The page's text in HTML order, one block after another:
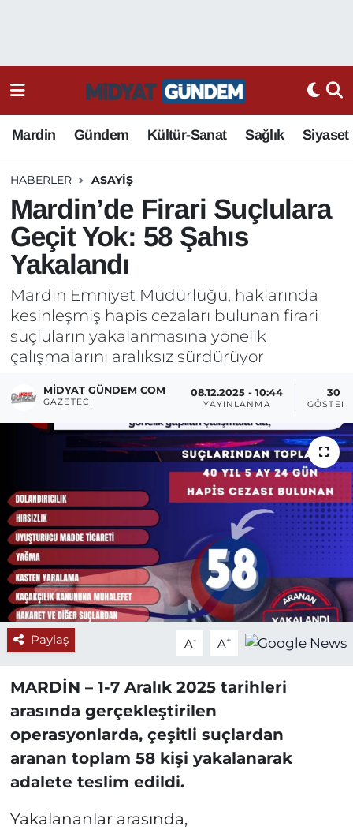
Mardin Gündem Kültür-Sanat Sağlık Siyaset
HABERLER ASAYIŞ
Mardin’de Firari Suçlulara
Geçit Yok: 58 Şahıs
Yakalandı
Mardin Emniyet Müdürlüğü, haklarında
kesinleşmiş hapis cezaları bulunan firari
suçluların yakalanmasına yönelik
çalışmalarını aralıksız sürdürüyor
MIDYAT GÜNDEM COM
GAZETECI
08.12.2025 - 10:44
YAYINLANMA
30
Paylaş A- A+
MARDİN – 1-7 Aralık 2025 tarihleri
arasında gerçekleştirilen
operasyonlarda, çeşitli suçlardan
aranan toplam 58 kişi yakalanarak
adalete teslim edildi.
Yakalananlar arasında,